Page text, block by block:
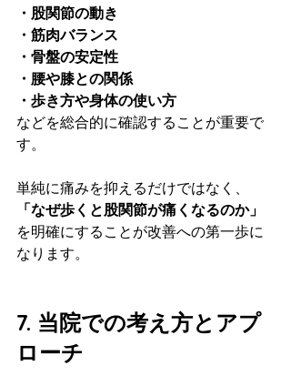
・股関節の動き
・筋肉バランス
・骨盤の安定性
・腰や膝との関係
・歩き方や身体の使い方
などを総合的に確認することが重要で
す。
単純に痛みを抑えるだけではなく、
「なぜ歩くと股関節が痛くなるのか」
を明確にすることが改善への第一歩に
なります。
7. 当院での考え方とアプ
ローチ